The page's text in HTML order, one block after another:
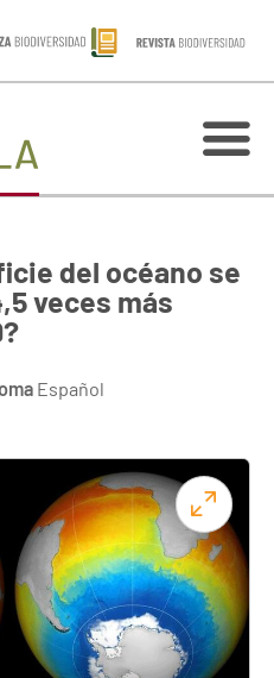
del océano se
veces más
Español